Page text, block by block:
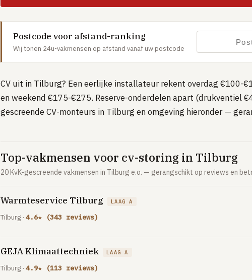
Postcode voor afstand-ranking
Wij tonen 24u-vakmensen op afstand vanaf uw postcode
CV uit in Tilburg? Een eerlijke installateur rekent overdag €100-
en weekend €175-€275. Reserve-onderdelen apart (drukventiel
gescreende CV-monteurs in Tilburg en omgeving hieronder —
Top-vakmensen voor cv-storing in Tilburg
20 KvK-gescreende vakmensen in Tilburg e.o. — gerangschikt op reviews en
Warmteservice Tilburg LAAG A
Tilburg · 4.6★ (343 reviews)
GEJA Klimaattechniek LAAG A
Tilburg · 4.9★ (113 reviews)